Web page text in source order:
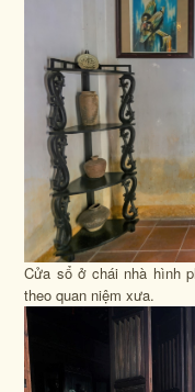
Cửa sổ ở chái nhà hình
theo quan niệm xưa.